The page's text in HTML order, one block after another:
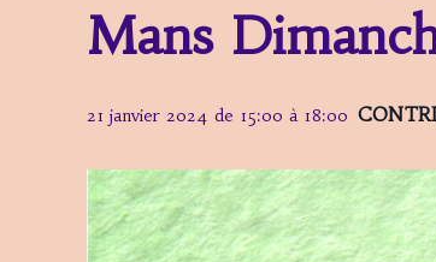
Mans
21 janvier 2024 de 15:00 à 18:00